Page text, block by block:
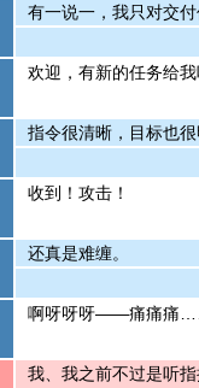
有一说一，我只对交付
欢迎，有新的任务给我
指令很清晰，目标也
收到！攻击！
还真是难缠。
啊呀呀呀——痛痛痛
我、我之前不过是听